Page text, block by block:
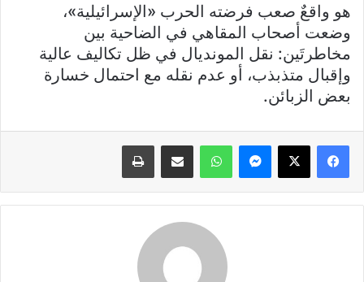
هو واقعٌ صعب فرضته الحرب «الإسرائيلية»،
وضعت أصحاب المقاهي في الضاحية بين
مخاطرتَين: نقل المونديال في ظل تكاليف عالية
وإقبال متذبذب، أو عدم نقله مع احتمال خسارة
بعض الزبائن.
فيسبوك X ماسنجر واتساب مشاركة عبر البريد طباعة